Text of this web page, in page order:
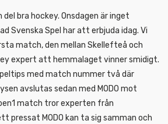
del bra hockey. Onsdagen är inget
Svenska Spel har att erbjuda idag. Vi
match, den mellan Skellefteå och
expert att hemmalaget vinner smidigt.
med match nummer två där
avslutas sedan med MODO mot
match tror experten från
MODO kan ta sig samman och